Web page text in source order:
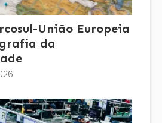
União Europeia
da